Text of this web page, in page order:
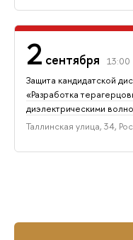
2 сентября
13:00
Защита кандидатской
«Разработка
диэлектрическими
Таллинская улица, 34,